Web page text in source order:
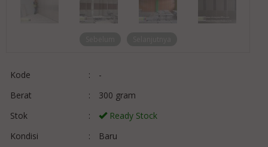
Kode :
-
Berat
:
300 gram
Stok
:
Ready Stock
Kondisi
:
Baru